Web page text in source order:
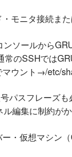
モニタ接続ま
ンソールから
常のSSHでは
ウント→/etc/
パスフレーズも
ル編集に制約が
・仮想マシン（